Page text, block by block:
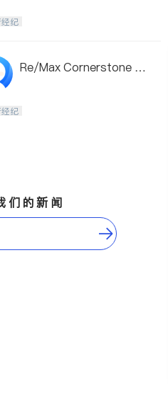
纪
Re/Max Cornerstone R
纪
们的新闻